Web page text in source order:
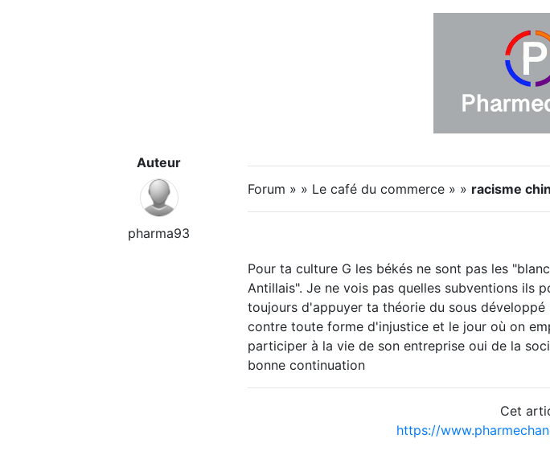
Auteur
pharma93
Forum » » Le café du commerce » » racisme
Pour ta culture G les békés ne sont pas les
Antillais". Je ne vois pas quelles subventions ils
toujours d'appuyer ta théorie du sous
contre toute forme d'injustice et le jour où on
participer à la vie de son entreprise oui de la
bonne continuation
Cet
https://